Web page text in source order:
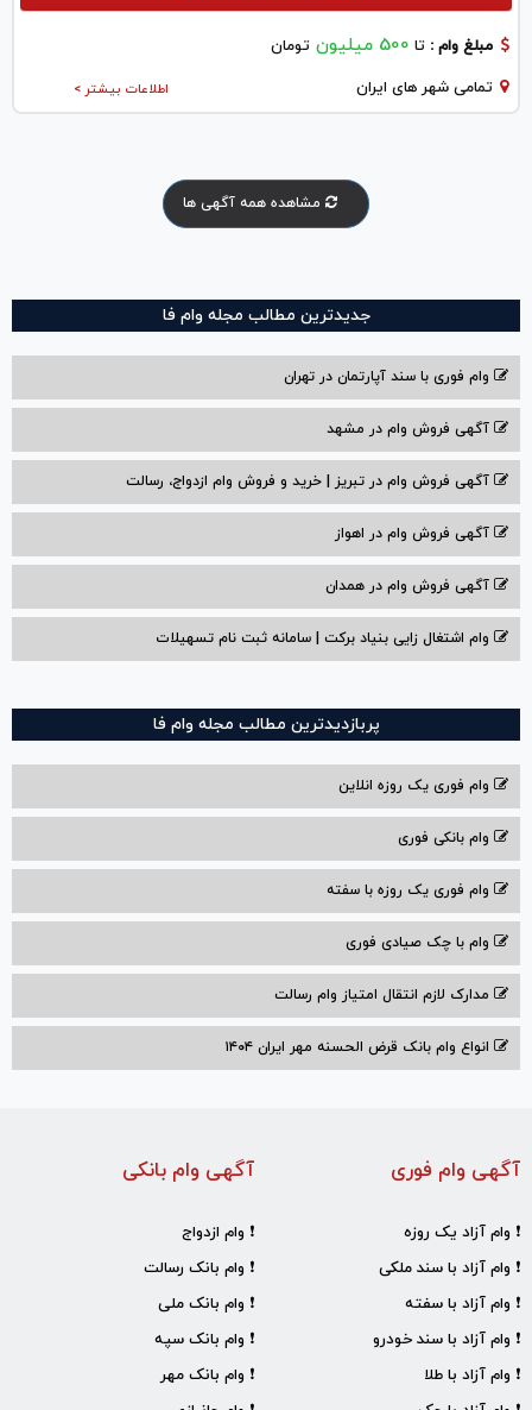
مبلغ وام : تا 500 میلیون تومان
اطلاعات بیشتر > تمامی شهر های ایران
مشاهده همه آگهی ها
جدیدترین مطالب مجله وام فا
وام فوری با سند آپارتمان در تهران
آگهی فروش وام در مشهد
آگهی فروش وام در تبریز | خرید و فروش وام ازدواج، رسالت
آگهی فروش وام در اهواز
آگهی فروش وام در همدان
وام اشتغال زایی بنیاد برکت | سامانه ثبت نام تسهیلات
پربازدیدترین مطالب مجله وام فا
وام فوری یک روزه انلاین
وام بانکی فوری
وام فوری یک روزه با سفته
وام با‌ چک صیادی‌ فوری
مدارک لازم انتقال امتیاز وام رسالت
انواع وام بانک قرض الحسنه مهر ایران ۱۴۰۴
آگهی وام بانکی
❗ وام ازدواج
❗ وام بانک رسالت
❗ وام بانک ملی
❗ وام بانک سپه
❗ وام بانک مهر
آگهی وام فوری
❗ وام آزاد یک روزه
❗ وام آزاد با سند ملکی
❗ وام آزاد با سفته
❗ وام آزاد با سند خودرو
❗ وام آزاد با طلا